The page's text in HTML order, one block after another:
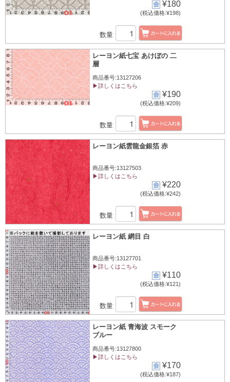
¥180
(税込価格:¥198)
数量
レーヨン紙七宝 あけぼの 二
層
商品番号:13127206
▶詳しくはこちら
¥190
(税込価格:¥209)
数量
レーヨン紙雲龍金銀箔 赤
商品番号:13127503
▶詳しくはこちら
¥220
(税込価格:¥242)
数量
レーヨン紙 網目 白
商品番号:13127701
▶詳しくはこちら
¥110
(税込価格:¥121)
数量
レーヨン紙 青海波 スモーク
ブルー
商品番号:13127800
▶詳しくはこちら
¥170
(税込価格:¥187)